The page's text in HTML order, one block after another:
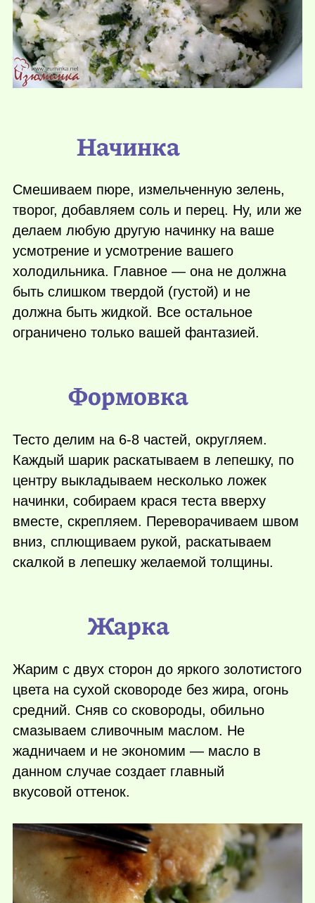
Начинка
Смешиваем пюре, измельченную зелень,
творог, добавляем соль и перец. Ну, или же
делаем любую другую начинку на ваше
усмотрение и усмотрение вашего
холодильника. Главное — она не должна
быть слишком твердой (густой) и не
должна быть жидкой. Все остальное
ограничено только вашей фантазией.
Формовка
Тесто делим на 6-8 частей, округляем.
Каждый шарик раскатываем в лепешку, по
центру выкладываем несколько ложек
начинки, собираем крася теста вверху
вместе, скрепляем. Переворачиваем швом
вниз, сплющиваем рукой, раскатываем
скалкой в лепешку желаемой толщины.
Жарка
Жарим с двух сторон до яркого золотистого
цвета на сухой сковороде без жира, огонь
средний. Сняв со сковороды, обильно
смазываем сливочным маслом. Не
жадничаем и не экономим — масло в
данном случае создает главный
вкусовой оттенок.